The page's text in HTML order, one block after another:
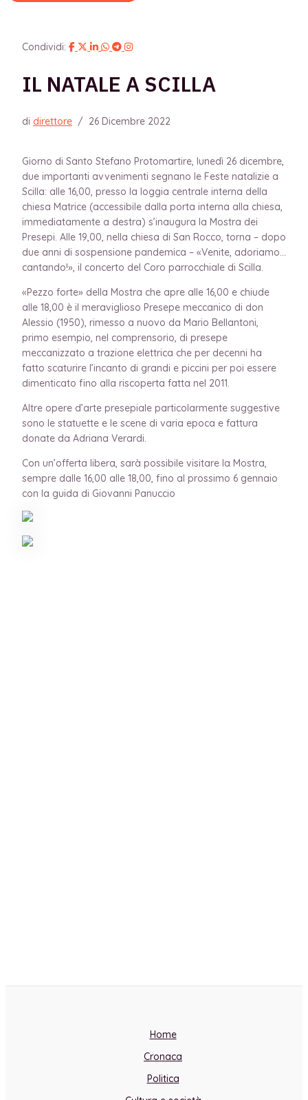
Condividi:
IL NATALE A SCILLA
di direttore / 26 Dicembre 2022
Giorno di Santo Stefano Protomartire, lunedì 26 dicembre,
due importanti avvenimenti segnano le Feste natalizie a
Scilla: alle 16,00, presso la loggia centrale interna della
chiesa Matrice (accessibile dalla porta interna alla chiesa,
immediatamente a destra) s’inaugura la Mostra dei
Presepi. Alle 19,00, nella chiesa di San Rocco, torna – dopo
due anni di sospensione pandemica – «Venite, adoriamo…
cantando!», il concerto del Coro parrocchiale di Scilla.
«Pezzo forte» della Mostra che apre alle 16,00 e chiude
alle 18,00 è il meraviglioso Presepe meccanico di don
Alessio (1950), rimesso a nuovo da Mario Bellantoni,
primo esempio, nel comprensorio, di presepe
meccanizzato a trazione elettrica che per decenni ha
fatto scaturire l’incanto di grandi e piccini per poi essere
dimenticato fino alla riscoperta fatta nel 2011.
Altre opere d’arte presepiale particolarmente suggestive
sono le statuette e le scene di varia epoca e fattura
donate da Adriana Verardi.
Con un’offerta libera, sarà possibile visitare la Mostra,
sempre dalle 16,00 alle 18,00, fino al prossimo 6 gennaio
con la guida di Giovanni Panuccio
Home
Cronaca
Politica